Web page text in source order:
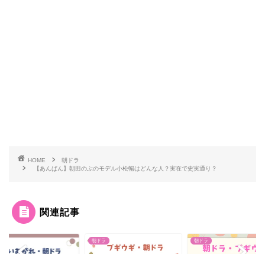
HOME
朝ドラ
【あんぱん】朝田のぶのモデル小松暢はどんな人？実在で史実通り？
関連記事
朝ドラ 朝ドラ